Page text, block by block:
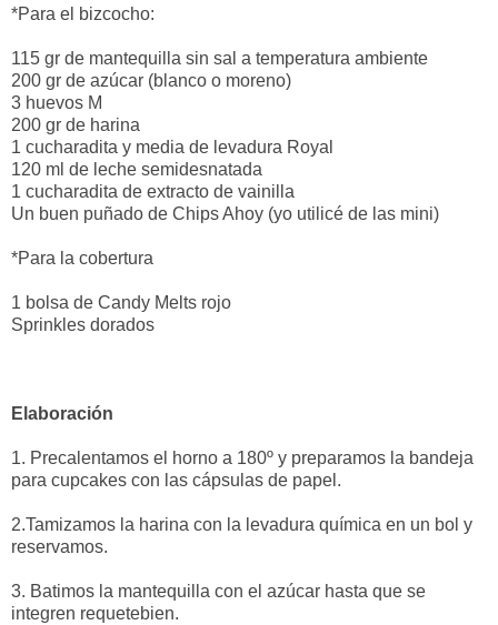
*Para el bizcocho:
115 gr de mantequilla sin sal a temperatura ambiente
200 gr de azúcar (blanco o moreno)
3 huevos M
200 gr de harina
1 cucharadita y media de levadura Royal
120 ml de leche semidesnatada
1 cucharadita de extracto de vainilla
Un buen puñado de Chips Ahoy (yo utilicé de las mini)
*Para la cobertura
1 bolsa de Candy Melts rojo
Sprinkles dorados
Elaboración
1. Precalentamos el horno a 180º y preparamos la bandeja
para cupcakes con las cápsulas de papel.
2.Tamizamos la harina con la levadura química en un bol y
reservamos.
3. Batimos la mantequilla con el azúcar hasta que se
integren requetebien.